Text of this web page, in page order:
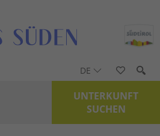
DE
UNTERKUNFT
SUCHEN